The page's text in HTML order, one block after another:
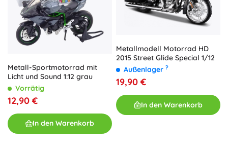
Metall-Sportmotorrad mit
Licht und Sound 1:12 grau
Vorrätig
12,90 €
In den Warenkorb
Metallmodell Motorrad HD
2015 Street Glide Special 1/12
Außenlager ?
19,90 €
In den Warenkorb